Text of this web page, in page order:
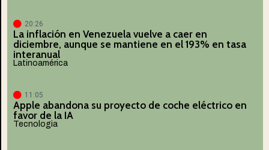
20:26
La inflación en Venezuela vuelve a caer en
diciembre, aunque se mantiene en el 193% en tasa
interanual
Latinoamérica
11:05
Apple abandona su proyecto de coche eléctrico en
favor de la IA
Tecnologia